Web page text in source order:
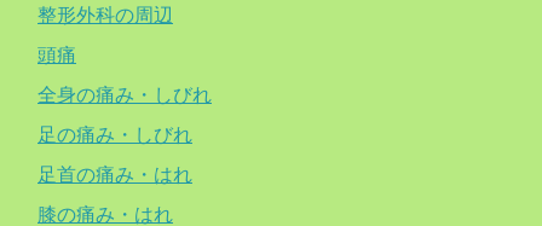
整形外科の周辺
頭痛
全身の痛み・しびれ
足の痛み・しびれ
足首の痛み・はれ
膝の痛み・はれ